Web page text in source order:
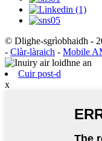
© Dlighe-sgrìobhaidh -
- Clàr-làraich - Mobile
Cuir post-d
x